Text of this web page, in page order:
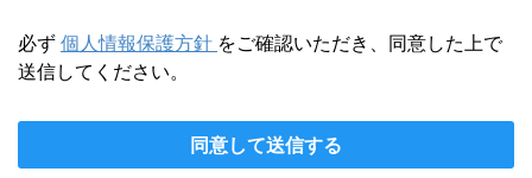
必ず個人情報保護方針 をご確認いただき、同意した上で
送信してください。
同意して送信する